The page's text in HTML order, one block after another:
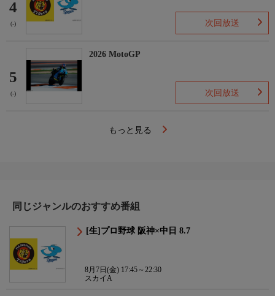
4
(-) 次回放送
5
(-)
2026 MotoGP
次回放送
もっと見る
同じジャンルのおすすめ番組
[生]プロ野球 阪神×中日 8.7
8月7日(金) 17:45～22:30
スカイA